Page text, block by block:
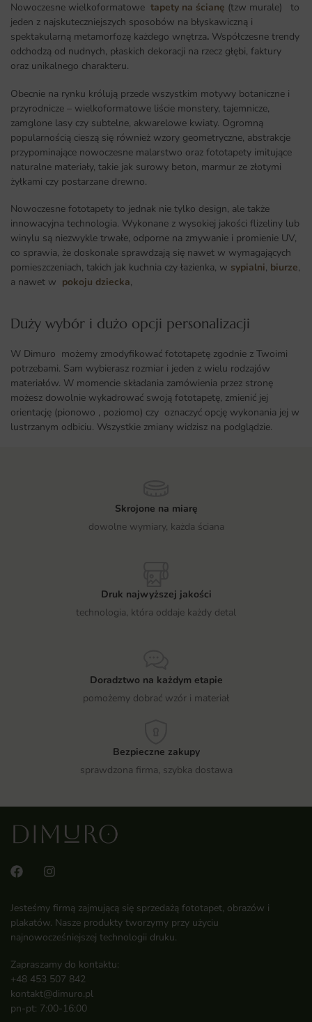
Nowoczesne wielkoformatowe tapety na ścianę (tzw murale) to
jeden z najskuteczniejszych sposobów na błyskawiczną i
spektakularną metamorfozę każdego wnętrza. Współczesne trendy
odchodzą od nudnych, płaskich dekoracji na rzecz głębi, faktury
oraz unikalnego charakteru.
Obecnie na rynku królują przede wszystkim motywy botaniczne i
przyrodnicze – wielkoformatowe liście monstery, tajemnicze,
zamglone lasy czy subtelne, akwarelowe kwiaty. Ogromną
popularnością cieszą się również wzory geometryczne, abstrakcje
przypominające nowoczesne malarstwo oraz fototapety imitujące
naturalne materiały, takie jak surowy beton, marmur ze złotymi
żyłkami czy postarzane drewno.
Nowoczesne fototapety to jednak nie tylko design, ale także
innowacyjna technologia. Wykonane z wysokiej jakości flizeliny lub
winylu są niezwykle trwałe, odporne na zmywanie i promienie UV,
co sprawia, że doskonale sprawdzają się nawet w wymagających
pomieszczeniach, takich jak kuchnia czy łazienka, w sypialni, biurze,
a nawet w pokoju dziecka,
Duży wybór i dużo opcji personalizacji ​
W Dimuro możemy zmodyfikować fototapetę zgodnie z Twoimi
potrzebami. Sam wybierasz rozmiar i jeden z wielu rodzajów
materiałów. W momencie składania zamówienia przez stronę
możesz dowolnie wykadrować swoją fototapetę, zmienić jej
orientację (pionowo , poziomo) czy oznaczyć opcję wykonania jej w
lustrzanym odbiciu. Wszystkie zmiany widzisz na podglądzie.
Skrojone na miarę
dowolne wymiary, każda ściana
Druk najwyższej jakości
technologia, która oddaje każdy detal
Doradztwo na każdym etapie
pomożemy dobrać wzór i materiał
Bezpieczne zakupy
sprawdzona firma, szybka dostawa
Jesteśmy firmą zajmującą się sprzedażą fototapet, obrazów i
plakatów. Nasze produkty tworzymy przy użyciu
najnowocześniejszej technologii druku.
Zapraszamy do kontaktu:
+48 453 507 842
kontakt@dimuro.pl
pn-pt: 7:00-16:00